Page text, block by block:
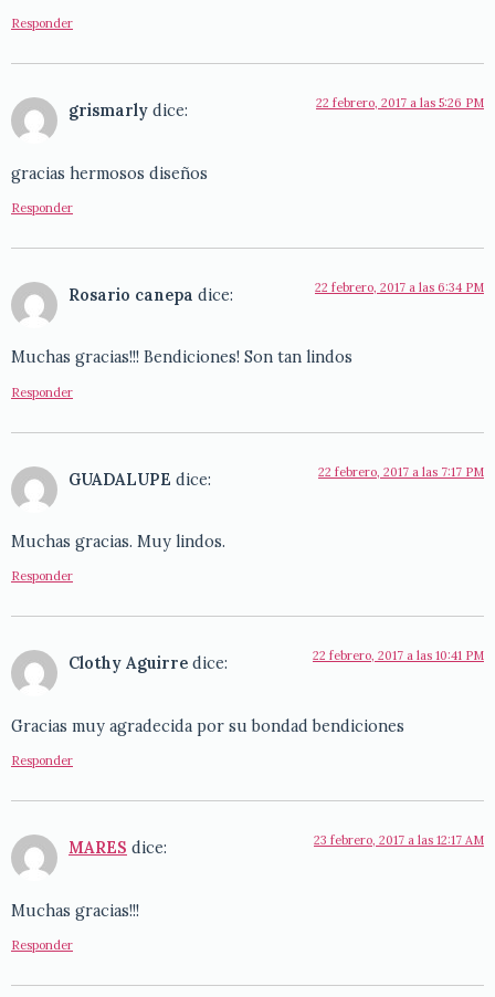
Responder
grismarly dice: 22 febrero, 2017 a las 5:26 PM
gracias hermosos diseños
Responder
Rosario canepa dice: 22 febrero, 2017 a las 6:34 PM
Muchas gracias!!! Bendiciones! Son tan lindos
Responder
GUADALUPE dice: 22 febrero, 2017 a las 7:17 PM
Muchas gracias. Muy lindos.
Responder
Clothy Aguirre dice: 22 febrero, 2017 a las 10:41 PM
Gracias muy agradecida por su bondad bendiciones
Responder
MARES dice: 23 febrero, 2017 a las 12:17 AM
Muchas gracias!!!
Responder